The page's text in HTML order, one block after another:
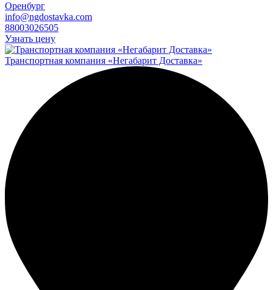
Оренбург
info@ngdostavka.com
88003026505
Узнать цену
Транспортная компания «Негабарит Доставка»